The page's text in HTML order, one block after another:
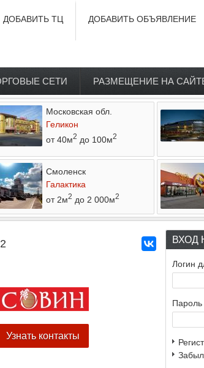
ДОБАВИТЬ ОБЪЯВЛЕНИЕ
ДОБАВИТЬ ТЦ
СЕТИ РАЗМЕЩЕНИЕ НА
Московская обл.
Геликон
от 40м2 до 100м2
Смоленск
Галактика
от 2м2 до 2 000м2
2
Узнать контакты
ВХОД
Логин
Пароль